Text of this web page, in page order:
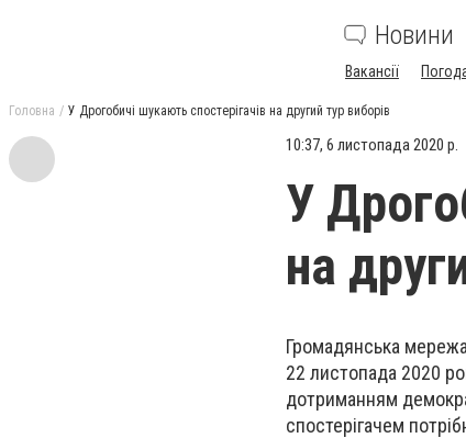
Новини
Вакансії
Головна У Дрогобичі шукають спостерігачів на другий тур виборів
10:37, 6 листопада 2020 р.
У
на
Громадянська
22 листопада 2020
дотриманням
спостерігачем